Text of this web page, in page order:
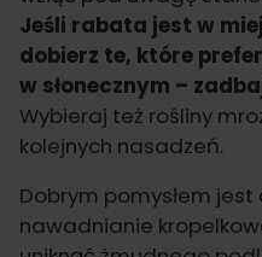
Jeśli rabata jest w
dobierz te, które
w słonecznym –
Wybieraj też rośliny
kolejnych nasadzeń.
Dobrym pomysłem
nawadnianie